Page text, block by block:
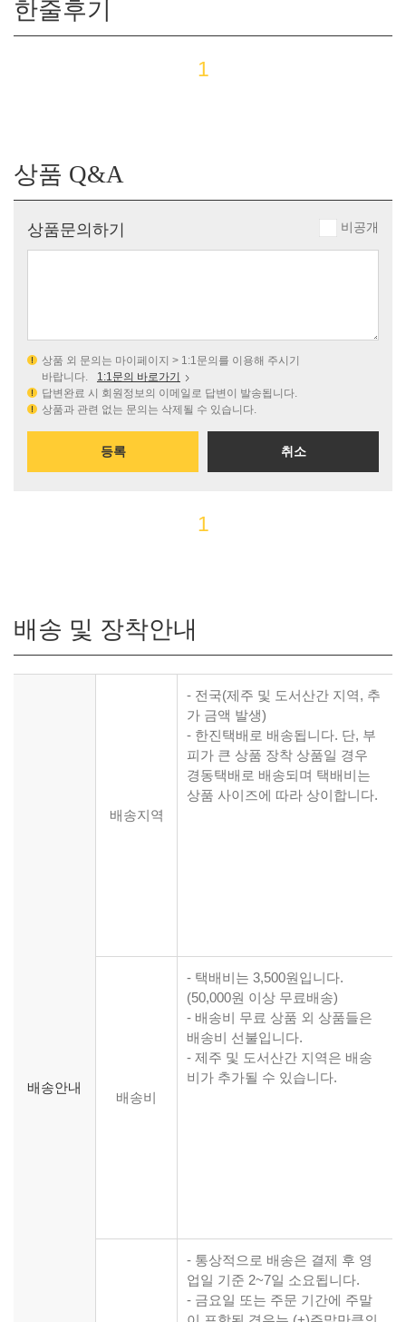
한줄후기
1
상품 Q&A
상품문의하기 비공개
상품 외 문의는 마이페이지 > 1:1문의를 이용해 주시기
바랍니다.
1:1문의 바로가기
답변완료 시 회원정보의 이메일로 답변이 발송됩니다.
상품과 관련 없는 문의는 삭제될 수 있습니다.
등록 취소
1
배송 및 장착안내
배송안내
배송지역
- 전국(제주 및 도서산간 지역, 추
가 금액 발생)
- 한진택배로 배송됩니다. 단, 부
피가 큰 상품 장착 상품일 경우
경동택배로 배송되며 택배비는
상품 사이즈에 따라 상이합니다.
배송비
- 택배비는 3,500원입니다.
(50,000원 이상 무료배송)
- 배송비 무료 상품 외 상품들은
배송비 선불입니다.
- 제주 및 도서산간 지역은 배송
비가 추가될 수 있습니다.
- 통상적으로 배송은 결제 후 영
업일 기준 2~7일 소요됩니다.
- 금요일 또는 주문 기간에 주말